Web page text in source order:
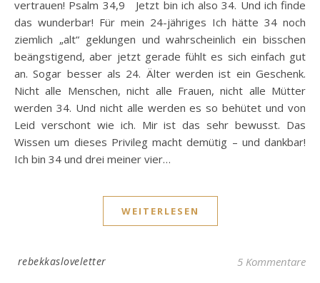
vertrauen! Psalm 34,9 Jetzt bin ich also 34. Und ich finde
das wunderbar! Für mein 24-jähriges Ich hätte 34 noch
ziemlich „alt“ geklungen und wahrscheinlich ein bisschen
beängstigend, aber jetzt gerade fühlt es sich einfach gut
an. Sogar besser als 24. Älter werden ist ein Geschenk.
Nicht alle Menschen, nicht alle Frauen, nicht alle Mütter
werden 34. Und nicht alle werden es so behütet und von
Leid verschont wie ich. Mir ist das sehr bewusst. Das
Wissen um dieses Privileg macht demütig – und dankbar!
Ich bin 34 und drei meiner vier…
WEITERLESEN
rebekkasloveletter 5 Kommentare